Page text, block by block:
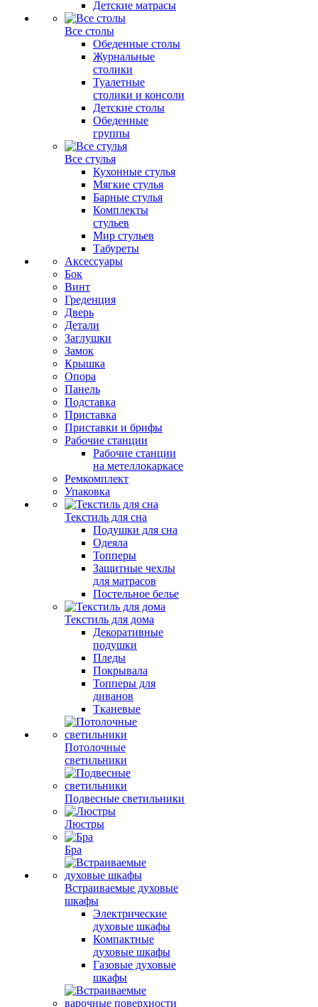
Детские матрасы
Все столы
Обеденные столы
Журнальные
столики
Туалетные
столики и консоли
Детские столы
Обеденные
группы
Все стулья
Кухонные стулья
Мягкие стулья
Барные стулья
Комплекты
стульев
Мир стульев
Табуреты
Аксессуары
Бок
Винт
Греденция
Дверь
Детали
Заглушки
Замок
Крышка
Опора
Панель
Подставка
Приставка
Приставки и брифы
Рабочие станции
Рабочие станции
на метеллокаркасе
Ремкомплект
Упаковка
Текстиль для сна
Подушки для сна
Одеяла
Топперы
Защитные чехлы
для матрасов
Постельное белье
Текстиль для дома
Декоративные
подушки
Пледы
Покрывала
Топперы для
диванов
Тканевые
Потолочные
светильники
Подвесные светильники
Люстры
Бра
Встраиваемые духовые
шкафы
Электрические
духовые шкафы
Компактные
духовые шкафы
Газовые духовые
шкафы